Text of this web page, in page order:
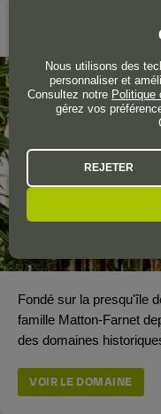
Fondé sur la presqu'île
famille Matton-Farnet
des domaines
VOIR LE DOMAINE
Nous utilisons des
personnaliser et
Consultez notre Politique
gérez vos
REJETER